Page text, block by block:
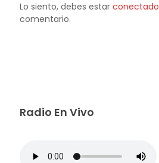
Lo siento, debes estar conectado
comentario.
Radio En Vivo